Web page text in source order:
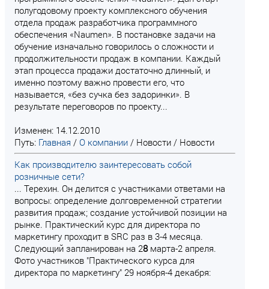
полугодовому проекту комплексного обучения
отдела продаж разработчика программного
обеспечения «Naumen». В постановке задачи на
обучение изначально говорилось о сложности и
продолжительности продаж в компании. Каждый
этап процесса продажи достаточно длинный, и
именно поэтому важно провести его, что
называется, «без сучка без задоринки». В
результате переговоров по проекту...
Изменен: 14.12.2010
Путь: Главная / О компании / Новости / Новости
Как производителю заинтересовать собой
розничные сети?
... Терехин. Он делится с участниками ответами на
вопросы: определение долговременной стратегии
развития продаж; создание устойчивой позиции на
рынке. Практический курс для директора по
маркетингу проходит в SRC раз в 3-4 месяца.
Следующий запланирован на 28марта-2 апреля.
Фото участников "Практического курса для
директора по маркетингу" 29 ноября-4 декабря: